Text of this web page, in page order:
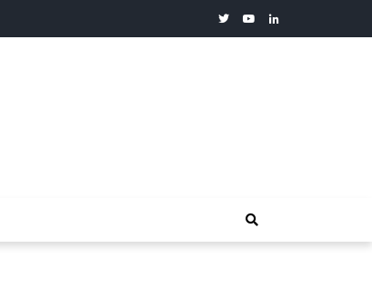
twitteryoutubelinkedin